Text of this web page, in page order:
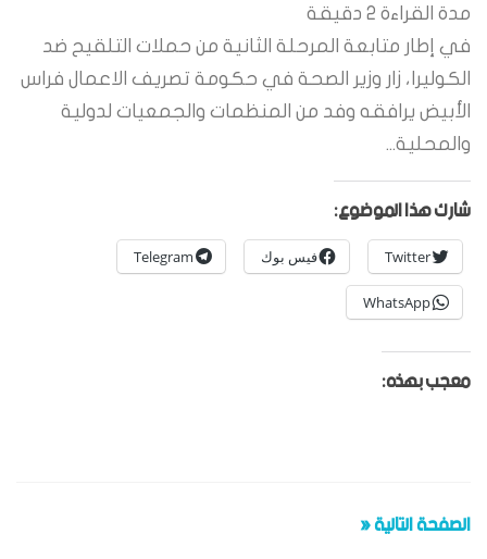
مدة القراءة 2 دقيقة
في إطار متابعة المرحلة الثانية من حملات التلقيح ضد
الكوليرا، زار وزير الصحة في حكومة تصريف الاعمال فراس
الأبيض يرافقه وفد من المنظمات والجمعيات لدولية
والمحلية...
شارك هذا الموضوع:
Twitter فيس بوك Telegram
WhatsApp
معجب بهذه:
الصفحة التالية «